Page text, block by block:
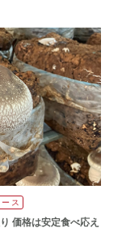
ス
価格は安定食べ応え